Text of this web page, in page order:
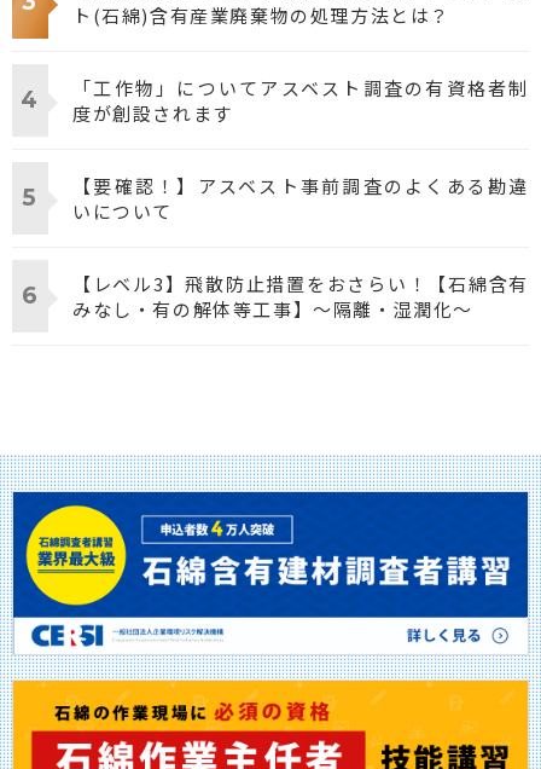
ト(石綿)含有産業廃棄物の処理方法とは？
「工作物」についてアスベスト調査の有資格者制
度が創設されます
【要確認！】アスベスト事前調査のよくある勘違
いについて
【レベル3】飛散防止措置をおさらい！【石綿含有
みなし・有の解体等工事】～隔離・湿潤化～